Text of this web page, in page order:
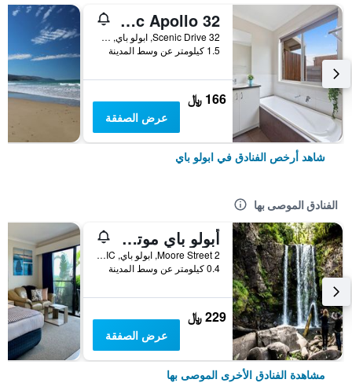
32 Scenic Apollo
32 Scenic Drive, ابولو باي, VIC, أستراليا
1.5 كيلومتر عن وسط المدينة
166 ﷼
عرض الصفقة
شاهد أرخص الفنادق في ابولو باي
الفنادق الموصى بها
أبولو باي موتل آند أبارتمنتس
2 Moore Street, ابولو باي, VIC, أستراليا
0.4 كيلومتر عن وسط المدينة
229 ﷼
عرض الصفقة
مشاهدة الفنادق الأخرى الموصى بها